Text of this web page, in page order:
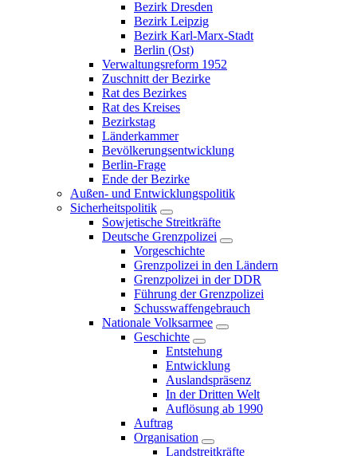
Bezirk Dresden
Bezirk Leipzig
Bezirk Karl-Marx-Stadt
Berlin (Ost)
Verwaltungsreform 1952
Zuschnitt der Bezirke
Rat des Bezirkes
Rat des Kreises
Bezirkstag
Länderkammer
Bevölkerungsentwicklung
Berlin-Frage
Ende der Bezirke
Außen- und Entwicklungspolitik
Sicherheitspolitik
Sowjetische Streitkräfte
Deutsche Grenzpolizei
Vorgeschichte
Grenzpolizei in den Ländern
Grenzpolizei in der DDR
Führung der Grenzpolizei
Schusswaffengebrauch
Nationale Volksarmee
Geschichte
Entstehung
Entwicklung
Auslandspräsenz
In der Dritten Welt
Auflösung ab 1990
Auftrag
Organisation
Landstreitkräfte